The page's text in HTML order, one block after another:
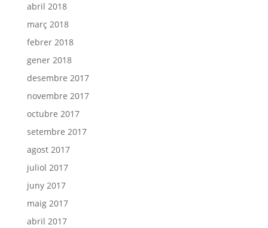
abril 2018
març 2018
febrer 2018
gener 2018
desembre 2017
novembre 2017
octubre 2017
setembre 2017
agost 2017
juliol 2017
juny 2017
maig 2017
abril 2017